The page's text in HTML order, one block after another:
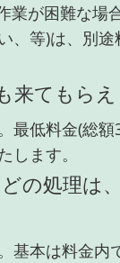
業が困難な場
、等)は、別
来てもら
最低料金(総
します。
の処理は
基本は料金内